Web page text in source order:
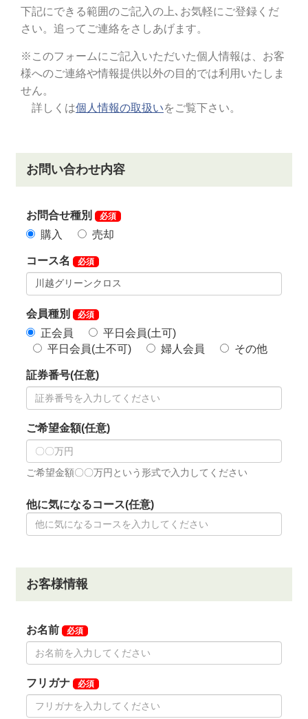
新宿より45分とアクセスも良く、埼玉県の方以外にも
他の方面からも多くの方にご利用していただいており
ます。
2020年4月1日より2021年3月31日まで、名義書換料預
は一部を充当可能になりました。
（売り手様の証券額面によって預託金充当可能な金額
が変わりますのでご注意下さい）
名義書換料（税別）正会員 ￥200,000
この機会に是非ご検討くださいませ。
コースの大部分を、国土交通省より河川の占有許可を
得た荒川河川敷を使用してますが、治水安全向上のた
めの「荒川整備事業」の対象となっています。
荒川整備事業に着手する段階となり、この着手により
占有継続可能な範囲が現状より縮小され、国有地を占
有出来る期限が令和6年3月末日までとなります。従っ
て国有地の占有が認められない場合、現状通りのゴル
フ場営業を継続していく事が極めて厳しい状況になる
令和5年12月31日を以ってゴルフ場の営業を終了しま
「リバーサイドフェニックスゴルフクラブ」
能ゴルフクラブ」
◆交通機関
・自動車を利用の場合